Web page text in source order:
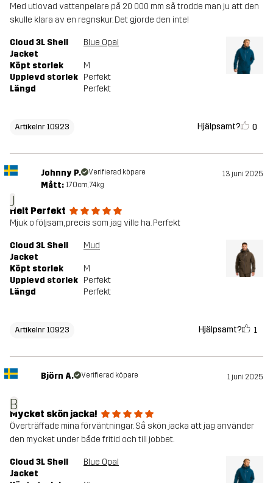
Med utlovad vattenpelare på 20 000 mm så trodde man ju att den
skulle klara av en regnskur. Det gjorde den inte!
Cloud 3L Shell
Jacket
Blue Opal
Köpt storlek
M
Upplevd storlek Perfekt
Längd
Perfekt
Artikelnr 10923 Hjälpsamt? 0
J
Johnny P. Verifierad köpare 13 juni 2025
Mått: 170cm, 74kg
Helt Perfekt
Mjuk o följsam, precis som jag ville ha. Perfekt
Cloud 3L Shell
Jacket
Mud
Köpt storlek
M
Upplevd storlek Perfekt
Längd
Perfekt
Artikelnr 10923 Hjälpsamt? 1
B
Björn A. Verifierad köpare 1 juni 2025
Mycket skön jacka!
Överträffade mina förväntningar. Så skön jacka att jag använder
den mycket under både fritid och till jobbet.
Cloud 3L Shell
Jacket
Blue Opal